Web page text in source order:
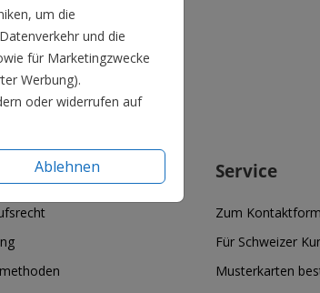
um die
und die
für Marketingzwecke
Werbung).
oder widerrufen auf
Ablehnen Service
Zum
Für Schweizer
Musterkarten